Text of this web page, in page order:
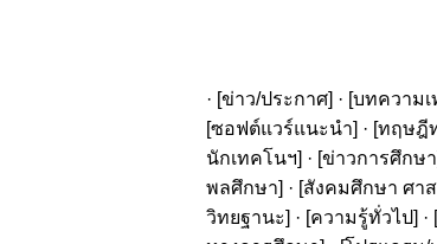
· [ข่าว/ประกาศ] · [บทความ
[ซอฟต์แวร์แนะนำ] · [ทฤษฎี
นักเทคโนฯ] · [ข่าวการศึกษา
พลศึกษา] · [สังคมศึกษา ศา
วิทยฐานะ] · [ความรู้ทั่วไป] · [